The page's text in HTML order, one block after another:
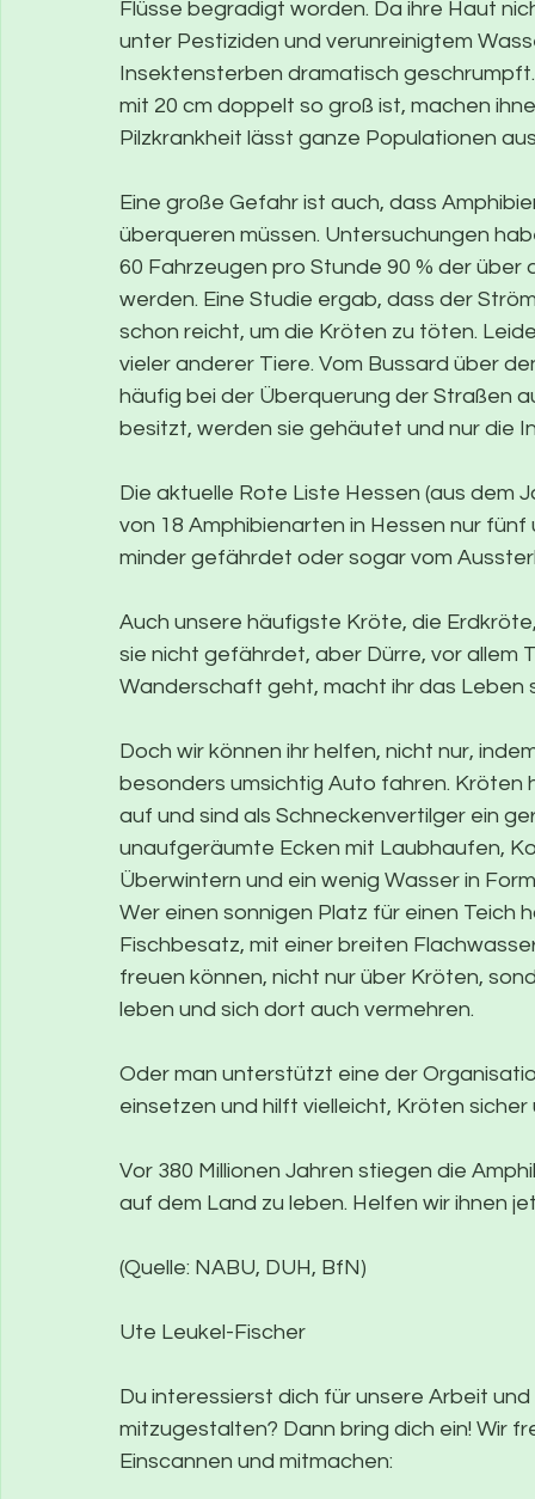
Flüsse begradigt worden. Da ihre Haut
unter Pestiziden und verunreinigtem
Insektensterben dramatisch
mit 20 cm doppelt so groß ist, machen
Pilzkrankheit lässt ganze Populationen
Eine große Gefahr ist auch, dass
überqueren müssen. Untersuchungen
60 Fahrzeugen pro Stunde 90 % der
werden. Eine Studie ergab, dass der
schon reicht, um die Kröten zu töten.
vieler anderer Tiere. Vom Bussard über
häufig bei der Überquerung der Straßen
besitzt, werden sie gehäutet und nur die
Die aktuelle Rote Liste Hessen (aus dem
von 18 Amphibienarten in Hessen nur
minder gefährdet oder sogar vom
Auch unsere häufigste Kröte, die
sie nicht gefährdet, aber Dürre, vor allem
Wanderschaft geht, macht ihr das Leben
Doch wir können ihr helfen, nicht nur,
besonders umsichtig Auto fahren.
auf und sind als Schneckenvertilger ein
unaufgeräumte Ecken mit Laubhaufen,
Überwintern und ein wenig Wasser in
Wer einen sonnigen Platz für einen Teich
Fischbesatz, mit einer breiten
freuen können, nicht nur über Kröten,
leben und sich dort auch vermehren.
Oder man unterstützt eine der
einsetzen und hilft vielleicht, Kröten
Vor 380 Millionen Jahren stiegen die
auf dem Land zu leben. Helfen wir ihnen
(Quelle: NABU, DUH, BfN)
Ute Leukel-Fischer
Du interessierst dich für unsere Arbeit
mitzugestalten? Dann bring dich ein! Wir
Einscannen und mitmachen: